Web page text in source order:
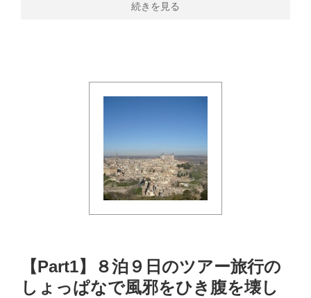
続きを見る
【Part1】８泊９日のツアー旅行の
しょっぱなで風邪をひき腹を壊し